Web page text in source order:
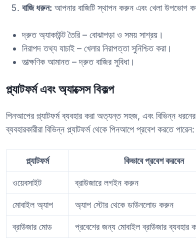
বাজি ধরুন: আপনার বাজিটি স্থাপন করুন এবং খেলা উপভোগ
দ্রুত অ্যাকাউন্ট তৈরি – বোঝাপড়া ও সময় সাশ্রয়।
নিরাপদ তথ্য যাচাই – খেলার নিরাপত্তা সুনিশ্চিত করা।
তাত্ক্ষণিক আমানত – দ্রুত বাজির সুবিধা।
প্ল্যাটফর্ম এবং অ্যাক্সেস বিকল্প
পিনআপের প্ল্যাটফর্ম ব্যবহার করা অত্যন্ত সহজ, এবং বিভিন্ন ধরনের
ব্যবহারকারীরা বিভিন্ন প্ল্যাটফর্ম থেকে পিনআপে প্রবেশ করতে পারেন:
প্ল্যাটফর্ম কিভাবে প্রবেশ করবেন
ওয়েবসাইট ব্রাউজারে লগইন করুন
মোবাইল অ্যাপ অ্যাপ স্টোর থেকে ডাউনলোড করুন
ব্রাউজার মোড প্রবেশের জন্য মোবাইল ব্রাউজার ব্যবহার